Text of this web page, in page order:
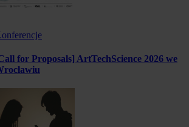
for Proposals] ArtTechScience 2026 we